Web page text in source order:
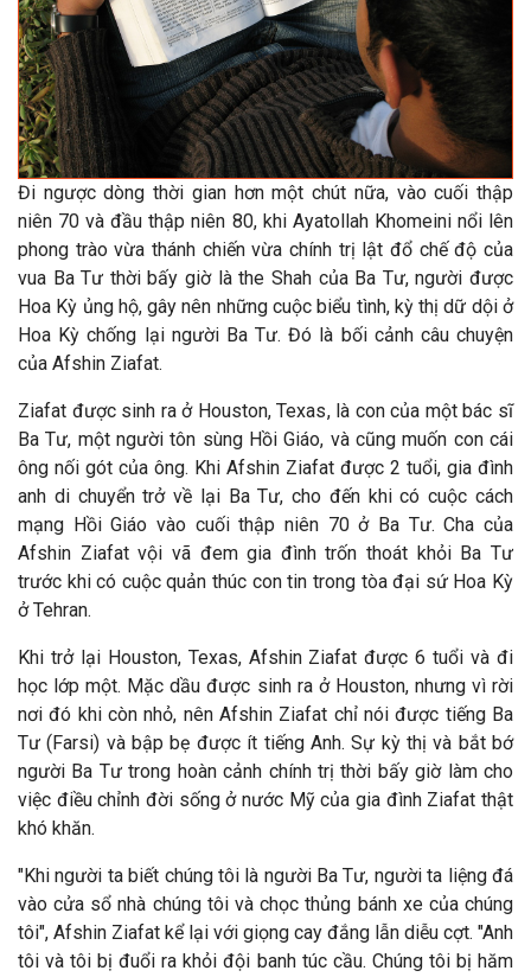
Đi ngược dòng thời gian hơn một chút nữa, vào cuối thập
niên 70 và đầu thập niên 80, khi Ayatollah Khomeini nổi lên
phong trào vừa thánh chiến vừa chính trị lật đổ chế độ của
vua Ba Tư thời bấy giờ là the Shah của Ba Tư, người được
Hoa Kỳ ủng hộ, gây nên những cuộc biểu tình, kỳ thị dữ dội ở
Hoa Kỳ chống lại người Ba Tư. Đó là bối cảnh câu chuyện
của Afshin Ziafat.
Ziafat được sinh ra ở Houston, Texas, là con của một bác sĩ
Ba Tư, một người tôn sùng Hồi Giáo, và cũng muốn con cái
ông nối gót của ông. Khi Afshin Ziafat được 2 tuổi, gia đình
anh di chuyển trở về lại Ba Tư, cho đến khi có cuộc cách
mạng Hồi Giáo vào cuối thập niên 70 ở Ba Tư. Cha của
Afshin Ziafat vội vã đem gia đình trốn thoát khỏi Ba Tư
trước khi có cuộc quản thúc con tin trong tòađại sứ Hoa Kỳ
ở Tehran.
Khi trở lại Houston, Texas, Afshin Ziafat được 6 tuổi vàđi
học lớp một. Mặc dầu được sinh ra ở Houston, nhưng vì rời
nơi đó khi còn nhỏ, nên Afshin Ziafat chỉ nói được tiếng Ba
Tư (Farsi) và bập bẹ được ít tiếng Anh. Sự kỳ thị và bắt bớ
người Ba Tư trong hoàn cảnh chính trị thời bấy giờ làm cho
việc điều chỉnh đời sống ở nước Mỹ của gia đình Ziafat thật
khó khăn.
"Khi người ta biết chúng tôi là người Ba Tư, người ta liệng đá
vào cửa sổ nhà chúng tôi và chọc thủng bánh xe của chúng
tôi", Afshin Ziafat kể lại với giọng cay đắng lẫn diễu cợt. "Anh
tôi và tôi bị đuổi ra khỏi đội banh túc cầu. Chúng tôi bị hăm